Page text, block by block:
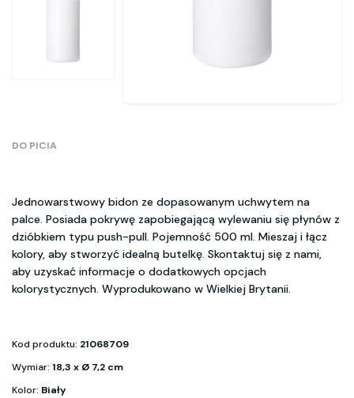
DO PICIA
Jednowarstwowy bidon ze dopasowanym uchwytem na
palce. Posiada pokrywę zapobiegającą wylewaniu się płynów z
dzióbkiem typu push-pull. Pojemność 500 ml. Mieszaj i łącz
kolory, aby stworzyć idealną butelkę. Skontaktuj się z nami,
aby uzyskać informacje o dodatkowych opcjach
kolorystycznych. Wyprodukowano w Wielkiej Brytanii.
Kod produktu: 21068709
Wymiar: 18,3 x Ø 7,2 cm
Kolor: Biały